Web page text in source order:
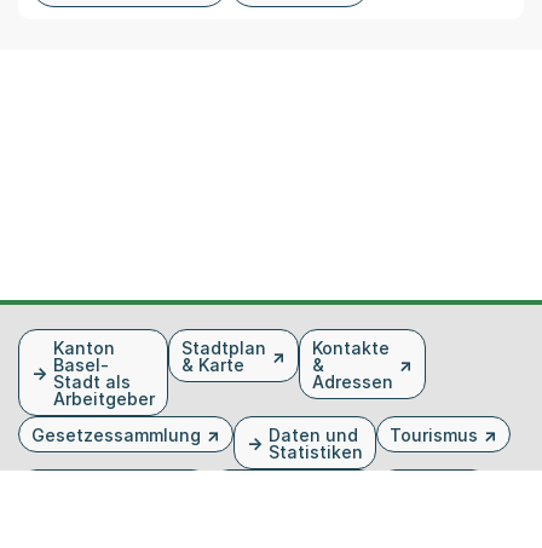
FusszeileKanton
Basel-
Stadt als
Arbeitgeber
Stadtplan
& Karte
Kontakte
&
Adressen
Gesetzessammlung
Daten und
Statistiken
Tourismus